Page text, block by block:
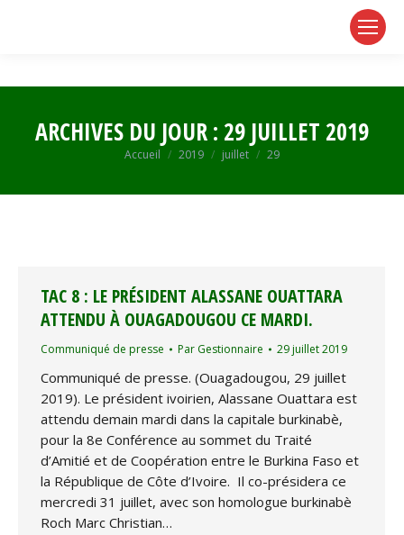
ARCHIVES DU JOUR : 29 JUILLET 2019
Vous êtes ici :
Accueil 2019 juillet 29
TAC 8 : LE PRÉSIDENT ALASSANE OUATTARA
ATTENDU À OUAGADOUGOU CE MARDI.
Communiqué de presse Par Gestionnaire 29 juillet 2019
Communiqué de presse. (Ouagadougou, 29 juillet
2019). Le président ivoirien, Alassane Ouattara est
attendu demain mardi dans la capitale burkinabè,
pour la 8e Conférence au sommet du Traité
d’Amitié et de Coopération entre le Burkina Faso et
la République de Côte d’Ivoire. Il co-présidera ce
mercredi 31 juillet, avec son homologue burkinabè
Roch Marc Christian…